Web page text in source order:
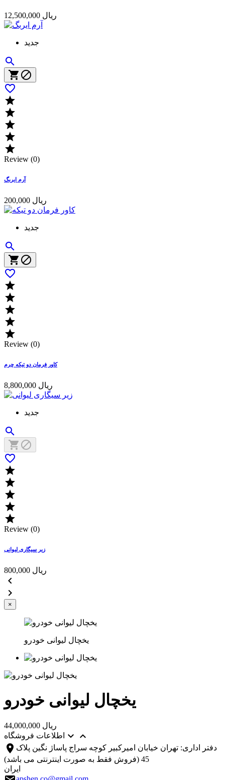
12,500,000 ریال
جدید

 






Review (0)
آرم ایربگ
200,000 ریال
جدید

 






Review (0)
کاور فرمان دو تیکه چرم
8,800,000 ریال
جدید

 






Review (0)
زیر سیگاری لیوانی
800,000 ریال


×
یخچال لیوانی خودرو
یخچال لیوانی خودرو
44,000,000 ریال
اطلاعات فروشگاه  
location_on دفتر اداری: تهران خیابان امیرکبیر کوچه سراج پاساژ نگین پلاک
45 (فروش فقط به صورت اینترنتی می باشد)
ایران